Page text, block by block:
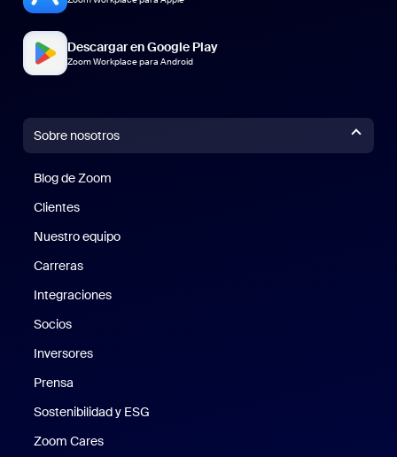
Descargar en Google Play
Zoom Workplace para Android
Sobre nosotros
Blog de Zoom
Clientes
Nuestro equipo
Carreras
Integraciones
Socios
Inversores
Prensa
Sostenibilidad y ESG
Zoom Cares